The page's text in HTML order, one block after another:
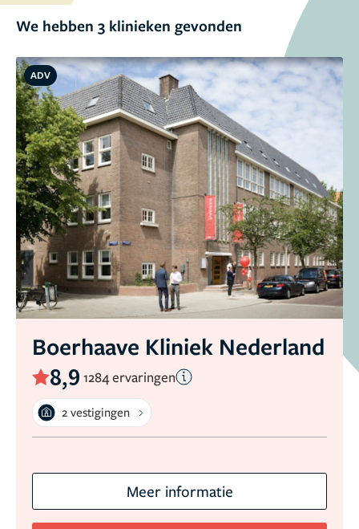
We hebben 3 klinieken gevonden
ADV
Boerhaave Kliniek Nederland
8,9 1284 ervaringen
2 vestigingen
Meer informatie